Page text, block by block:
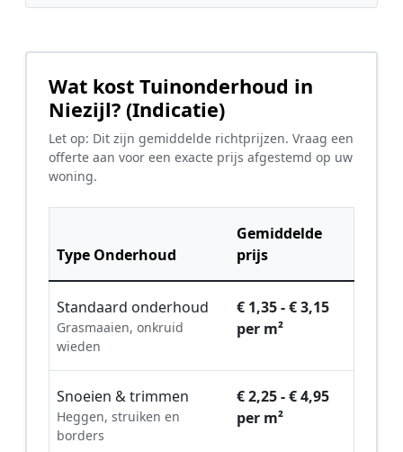
Wat kost Tuinonderhoud in
Niezijl? (Indicatie)
Let op: Dit zijn gemiddelde richtprijzen. Vraag een
offerte aan voor een exacte prijs afgestemd op uw
woning.
Type Onderhoud
Gemiddelde
prijs
Standaard onderhoud
Grasmaaien, onkruid
wieden
€ 1,35 - € 3,15
per m²
Snoeien & trimmen
Heggen, struiken en
borders
€ 2,25 - € 4,95
per m²